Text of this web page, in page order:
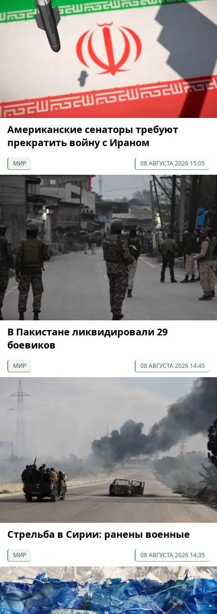
Американские сенаторы требуют
прекратить войну с Ираном
МИР 08 АВГУСТА 2026 15:05
В Пакистане ликвидировали 29
боевиков
МИР 08 АВГУСТА 2026 14:45
Стрельба в Сирии: ранены военные
МИР 08 АВГУСТА 2026 14:35